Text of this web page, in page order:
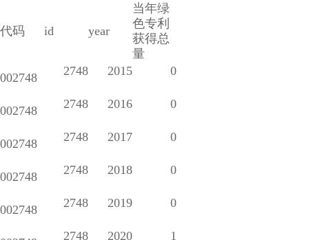
代码 id year
当年绿
色专利
获得总
量
002748
2748 2015 0
002748 2748 2016 0
002748 2748 2017 0
002748 2748 2018 0
002748 2748 2019 0
2748 2020 1